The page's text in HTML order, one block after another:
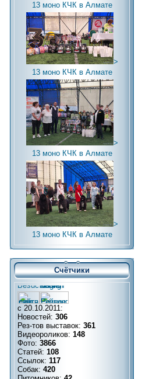
13 моно КЧК в Алмате
>
13 моно КЧК в Алмате
>
13 моно КЧК в Алмате
>
13 моно КЧК в Алмате
Счётчики
с 20.10.2011:
Новостей: 306
Рез-тов выставок: 361
Видеороликов: 148
Фото: 3866
Статей: 108
Ссылок: 117
Собак: 420